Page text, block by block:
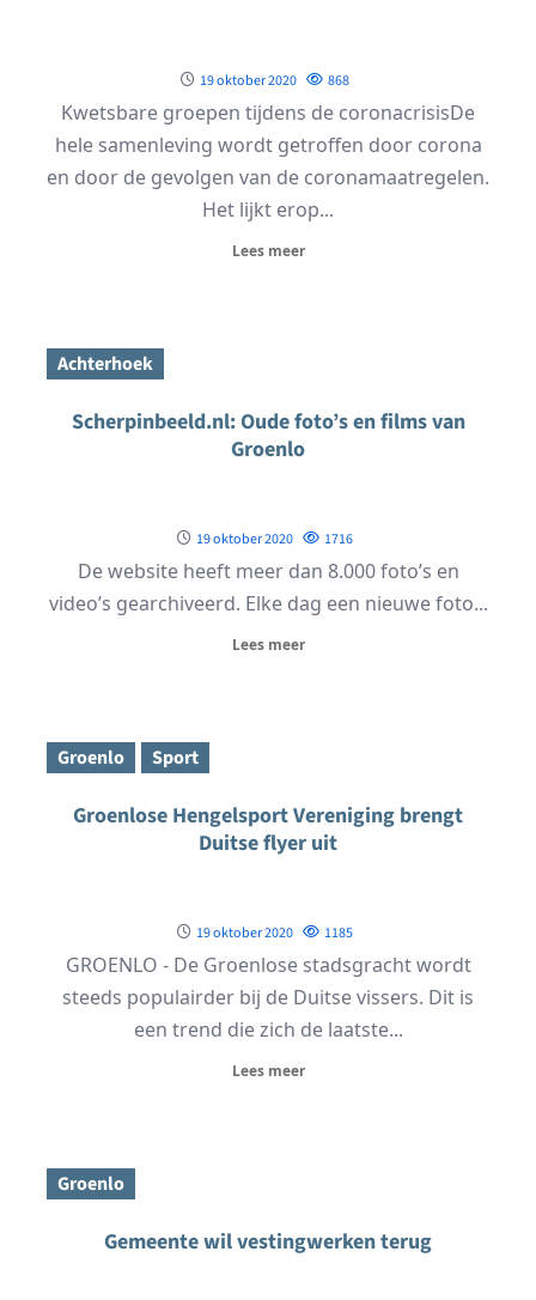
19 oktober 2020 868
Kwetsbare groepen tijdens de coronacrisisDe
hele samenleving wordt getroffen door corona
en door de gevolgen van de coronamaatregelen.
Het lijkt erop...
Lees meer
Achterhoek
Scherpinbeeld.nl: Oude foto’s en films van
Groenlo
19 oktober 2020 1716
De website heeft meer dan 8.000 foto’s en
video’s gearchiveerd. Elke dag een nieuwe foto...
Lees meer
Groenlo Sport
Groenlose Hengelsport Vereniging brengt
Duitse flyer uit
19 oktober 2020 1185
GROENLO - De Groenlose stadsgracht wordt
steeds populairder bij de Duitse vissers. Dit is
een trend die zich de laatste...
Lees meer
Groenlo
Gemeente wil vestingwerken terug